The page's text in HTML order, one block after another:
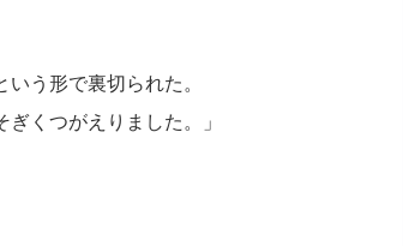
う形で裏切られた。
くつがえりました。」